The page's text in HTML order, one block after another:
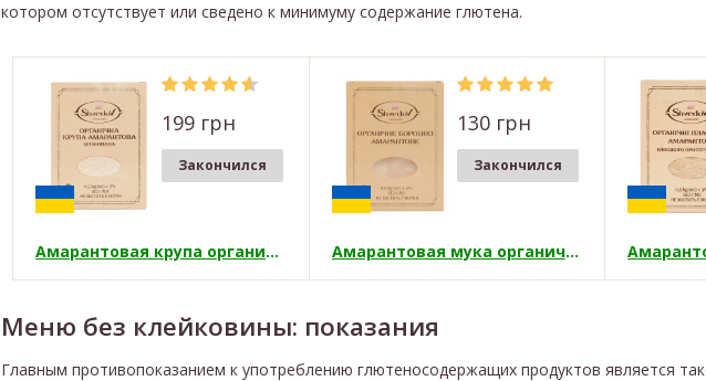
котором отсутствует или сведено к минимуму содержание глютена.
199 грн
Закончился
Амарантовая крупа органическая
130 грн
Закончился
Амарантовая мука органическая
Меню без клейковины: показания
Главным противопоказанием к употреблению глютеносодержащих продуктов является